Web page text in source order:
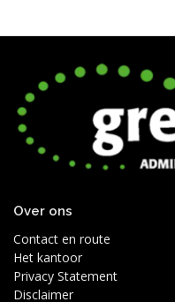
Over ons
Contact en route
Het kantoor
Privacy Statement
Disclaimer